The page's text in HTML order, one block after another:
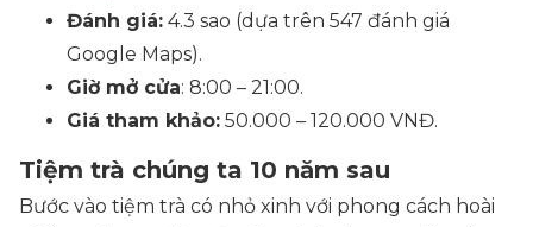
Đánh giá: 4.3 sao (dựa trên 547 đánh giá
Google Maps).
Giờ mở cửa: 8:00 – 21:00.
Giá tham khảo: 50.000 – 120.000 VNĐ.
Tiệm trà chúng ta 10 năm sau
Bước vào tiệm trà có nhỏ xinh với phong cách hoài